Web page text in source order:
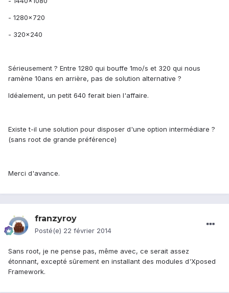
- 1280x720
- 320x240
Sérieusement ? Entre 1280 qui bouffe 1mo/s et 320 qui nous
ramène 10ans en arrière, pas de solution alternative ?
Idéalement, un petit 640 ferait bien l'affaire.
Existe t-il une solution pour disposer d'une option intermédiare ?
(sans root de grande préférence)
Merci d'avance.
franzyroy
Posté(e) 22 février 2014
Sans root, je ne pense pas, même avec, ce serait assez
étonnant, excepté sûrement en installant des modules d'Xposed
Framework.